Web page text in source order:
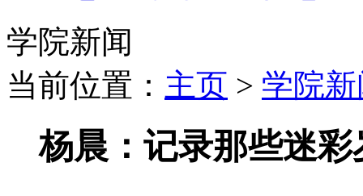
学院新闻
当前位置： 主页 > 学院
杨晨：记录那些迷